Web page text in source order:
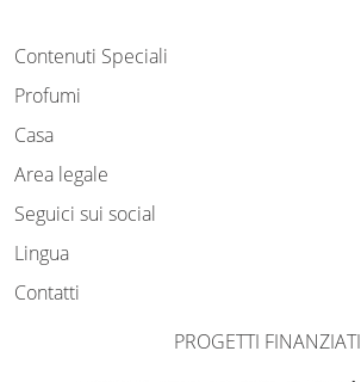
Contenuti Speciali
Profumi
Casa
Area legale
Seguici sui social
Lingua
Contatti
PROGETTI FINANZIATI